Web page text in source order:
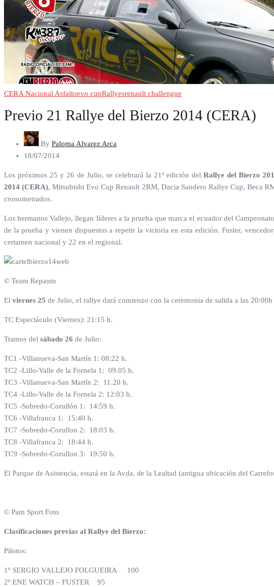
CERA Nacional Asfaltoevo cupRallyesrenault challengue
Previo 21 Rallye del Bierzo 2014 (CERA)
By Paloma Alvarez Arca
18/07/2014
Los próximos 25 y 26 de Julio, se celebrará la 21ª edición delRallye del Bierzo
2014 (CERA), Mitsubishi Evo Cup Renault 2RM, Dacia Sandero Rallye Cup, Beca
cronometrados.
Los hermanos Vallejo, llegan líderes a la prueba que marca el ecuador del
de la prueba y vienen dispuestos a repetir la victoria en esta edición. Fuster,
certamen nacional y 22 en el regional.
© Team Repauto
El viernes 25 de Julio, el rallye dará comienzo con la ceremonia de salida a las
TC Espectáculo (Viernes): 21:15 h.
Tramos del sábado 26 de Julio:
TC1 -Villanueva-San Martín 1: 08:22 h.
TC2 -Lillo-Valle de la Fornela 1: 09.05 h.
TC3 -Villanueva-San Martín 2: 11.20 h.
TC4 -Lillo-Valle de la Fornela 2: 12:03 h.
TC5 -Sobredo-Corullón 1: 14:59 h.
TC6 -Villafranca 1: 15:40 h.
TC7 -Sobredo-Corullon 2: 18:03 h.
TC8 -Villafranca 2: 18:44 h.
TC9 -Sobredo-Corullon 3: 19:50 h.
El Parque de Asistencia, estará en la Avda. de la Lealtad (antigua ubicación del
© Pam Sport Foto
Clasificaciones previas al Rallye del Bierzo:
Pilotos:
1º SERGIO VALLEJO FOLGUEIRA 100
2º ENE WATCH – FUSTER 95